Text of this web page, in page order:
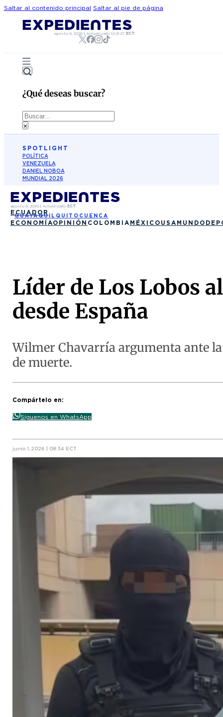
Saltar al contenido principal Saltar al pie de página
agosto 6, 2026 |Actualizado12:41:27 ECT
¿Qué deseas buscar?
Buscar
×
SPOTLIGHT
POLÍTICA
VENEZUELA
DANIEL NOBOA
MUNDIAL 2026
agosto 6, 2026| Actualizado ECT
ECUADOR
GUAYAQUIL QUITO CUENCA
ECONOMÍAOPINIÓN COLOMBIA MÉXICO USA MUNDO
Líder de Los Lobos
desde España
Wilmer Chavarría argumenta ante
de muerte.
Compártelo en:
Síguenos en WhatsApp
junio 1, 2026 | 08:34 ECT